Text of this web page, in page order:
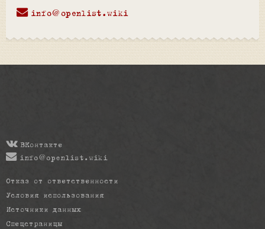
info@openlist.wiki
ВКонтакте
info@openlist.wiki
Отказ от ответственности
Условия использования
Источники данных
Спецстраницы